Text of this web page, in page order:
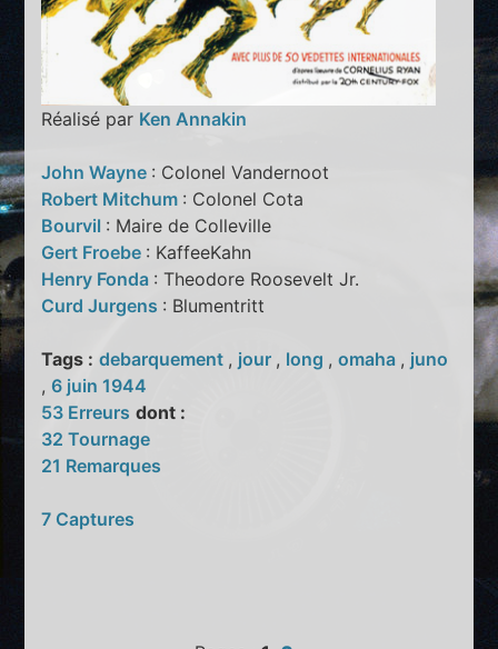
Réalisé par Ken Annakin
John Wayne : Colonel Vandernoot
Robert Mitchum : Colonel Cota
Bourvil : Maire de Colleville
Gert Froebe : KaffeeKahn
Henry Fonda : Theodore Roosevelt Jr.
Curd Jurgens : Blumentritt
Tags : debarquement , jour , long ,omaha , juno
,6 juin 1944
53 Erreurs dont :
32 Tournage
21 Remarques
7 Captures